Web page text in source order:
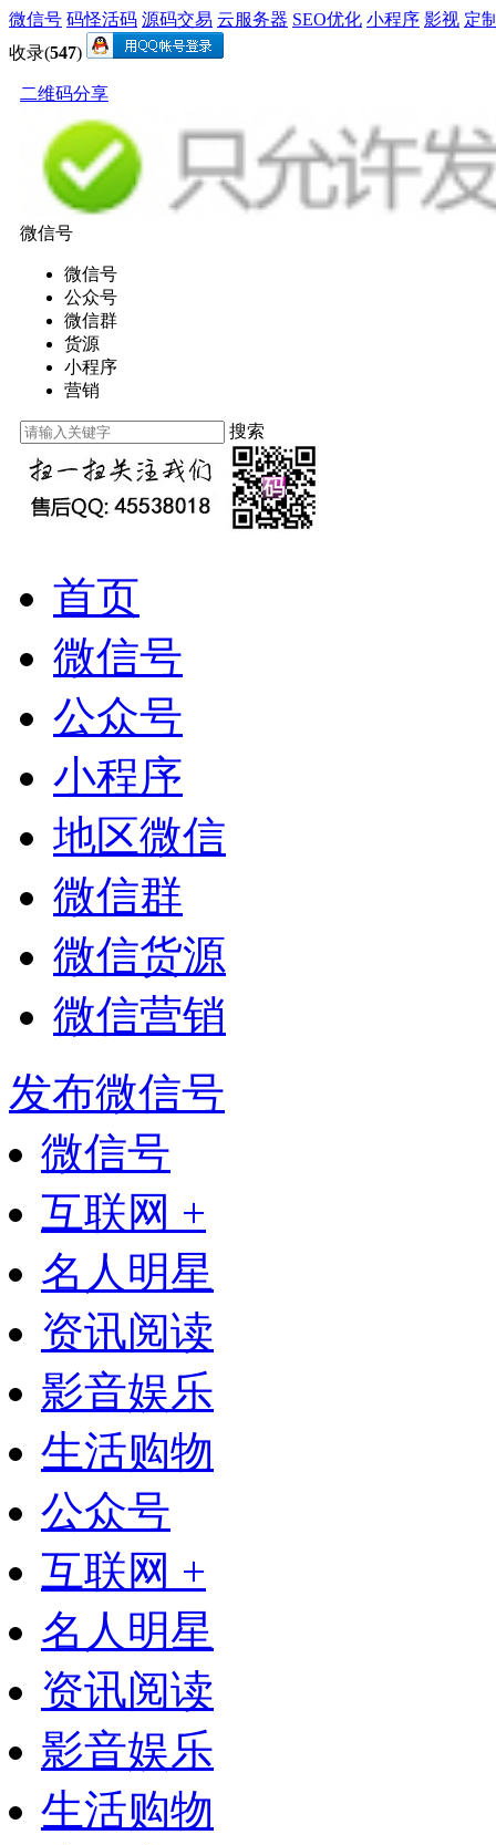
微信号 码怪活码 源码交易 云服务器 SEO优化 小程序 影视 定
收录(547)
二维码分享
微信号
微信号
公众号
微信群
货源
小程序
营销
搜索
首页
微信号
公众号
小程序
地区微信
微信群
微信货源
微信营销
发布微信号
微信号
互联网 +
名人明星
资讯阅读
影音娱乐
生活购物
公众号
互联网 +
名人明星
资讯阅读
影音娱乐
生活购物